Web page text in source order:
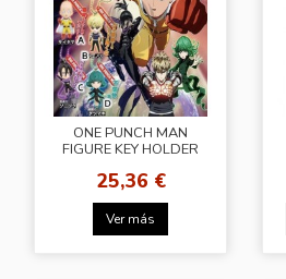
ONE PUNCH MAN
FIGURE KEY HOLDER
25,36 €
Ver más